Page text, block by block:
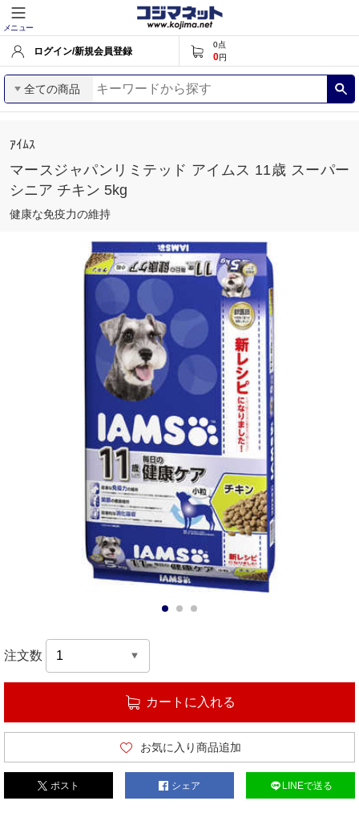
メニュー
ログイン/新規会員登録
0点
0円
全ての商品
ｱｲﾑｽ
マースジャパンリミテッド アイムス 11歳 スーパー
シニア チキン 5kg
健康な免疫力の維持
注文数
カートに入れる
お気に入り商品追加
ポスト シェア LINEで送る